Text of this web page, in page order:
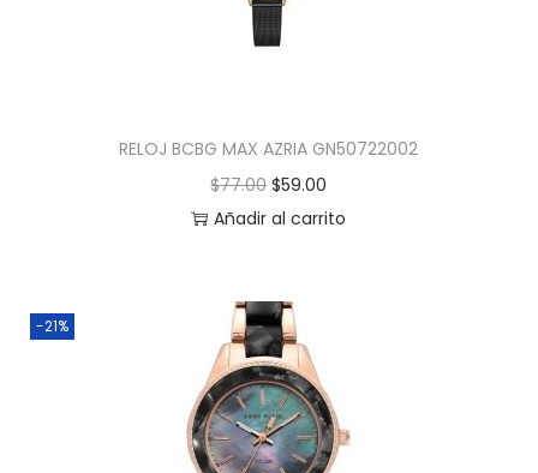
RELOJ BCBG MAX AZRIA GN50722002
$77.00 $59.00
Añadir al carrito
-21%